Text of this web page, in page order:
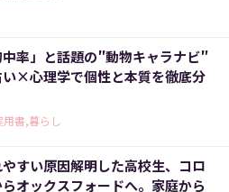
中率」と話題の″動物キャラナビ″
い×心理学で個性と本質を徹底分
用書,暮らし
すい原因解明した高校生、コロ
オックスフォードへ。家庭から